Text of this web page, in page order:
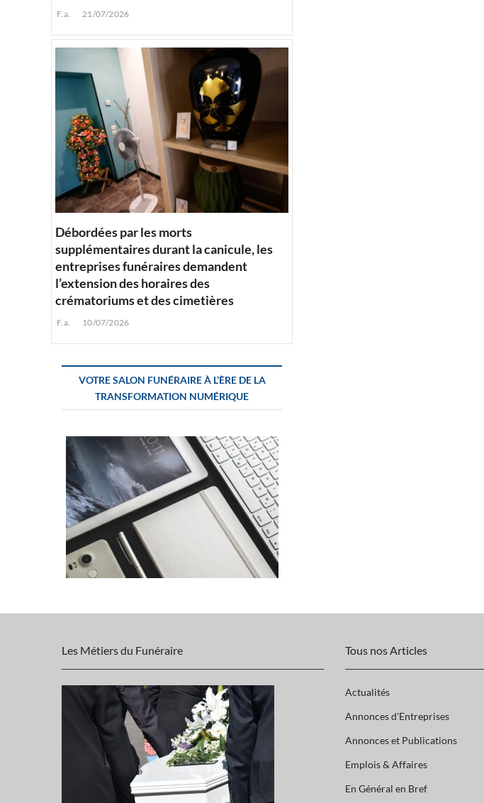
F.a. 21/07/2026
Débordées par les morts
supplémentaires durant la canicule, les
entreprises funéraires demandent
l’extension des horaires des
crématoriums et des cimetières
F.a. 10/07/2026
VOTRE SALON FUNÉRAIRE À L’ÈRE DE LA
TRANSFORMATION NUMÉRIQUE
Les Métiers du Funéraire Tous nos Articles
Actualités
Annonces d'Entreprises
Annonces et Publications
Emplois & Affaires
En Général en Bref